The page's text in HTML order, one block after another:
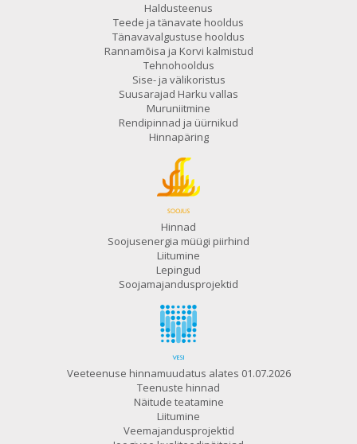
Haldusteenus
Teede ja tänavate hooldus
Tänavavalgustuse hooldus
Rannamõisa ja Korvi kalmistud
Tehnohooldus
Sise- ja välikoristus
Suusarajad Harku vallas
Muruniitmine
Rendipinnad ja üürnikud
Hinnapäring
Hinnad
Soojusenergia müügi piirhind
Liitumine
Lepingud
Soojamajandusprojektid
Veeteenuse hinnamuudatus alates 01.07.2026
Teenuste hinnad
Näitude teatamine
Liitumine
Veemajandusprojektid